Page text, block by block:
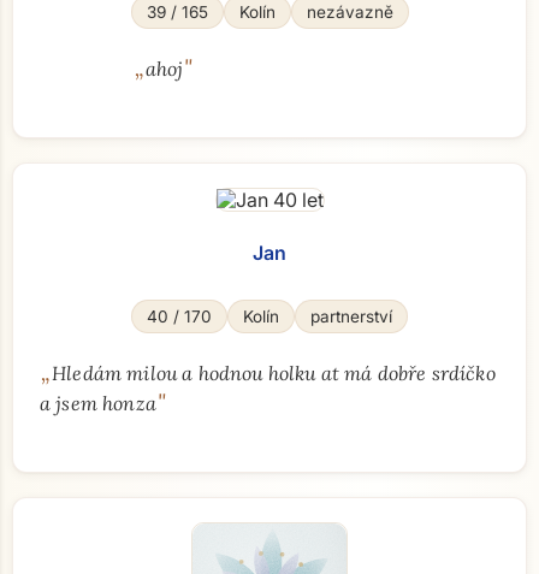
39 / 165 Kolín nezávazně
„ahoj"
Jan
40 / 170 Kolín partnerství
„Hledám milou a hodnou holku at má dobře srdíčko
a jsem honza"